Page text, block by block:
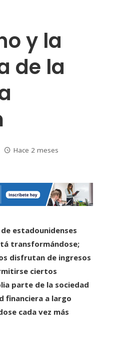
y la
de la
Hace 2 meses
estadounidenses
transformándose;
disfrutan de ingresos
ciertos
parte de la sociedad
financiera a largo
cada vez más